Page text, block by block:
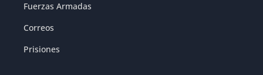
Fuerzas Armadas
Correos
Prisiones